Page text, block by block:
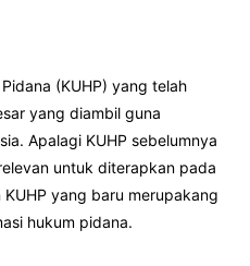
(KUHP) yang telah
yang diambil guna
Apalagi KUHP sebelumnya
untuk diterapkan pada
yang baru merupakang
hukum pidana.